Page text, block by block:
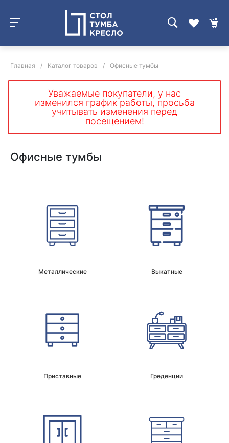
Главная / Каталог товаров / Офисные тумбы
Уважаемые покупатели, у нас
изменился график работы, просьба
учитывать изменения перед
посещением!
Офисные тумбы
Металлические Выкатные
Приставные Греденции